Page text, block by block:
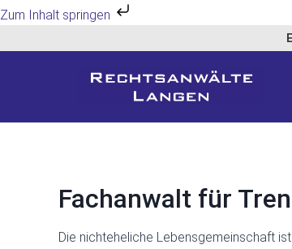
Zum Inhalt springen
Inhalt
Fachanwalt für
Die nichteheliche Lebensgemeinschaft